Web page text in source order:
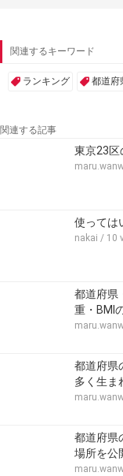
関連するキーワード
ランキング 都道府
関連する記事
東京23区
使っては
nakai / 10
都道府県
重・BMI
都道府県
多く生ま
都道府県
場所を公